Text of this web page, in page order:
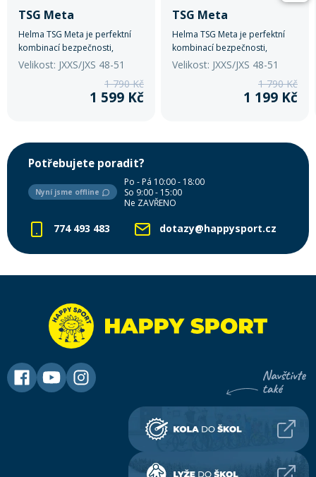
TSG Meta
Helma TSG Meta je perfektní
kombinací bezpečnosti,
komfortu a stylu.
Velikost: JXXS/JXS 48-51
1 790 Kč
1 599 Kč
TSG Meta
Helma TSG Meta je perfektní
kombinací bezpečnosti,
komfortu a stylu.
Velikost: JXXS/JXS 48-51
1 790 Kč
1 199 Kč
Potřebujete poradit?
Nyní jsme offline
Po - Pá 10:00 - 18:00
So 9:00 - 15:00
Ne ZAVŘENO
774 493 483 dotazy@happysport.cz